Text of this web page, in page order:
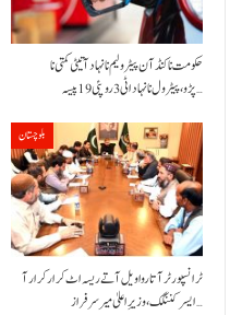
حکومت نا کنڈ آن پیٹرولیم نا نہاد آتیٹی کمتی نا
پڑو،پیٹرول نا نہاد اٹی 3 روپئی 19 پیسہ…
بلوچستان
ٹرانسپورٹر آتا روا ویل آتے ریسہ اٹ کرار کرار آ
ایسر کننگک ،وزیرِ اعلیٰ میر سرفراز…